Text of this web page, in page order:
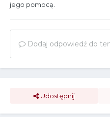
jego pomocą.
Dodaj odpowiedź do
Udostępnij